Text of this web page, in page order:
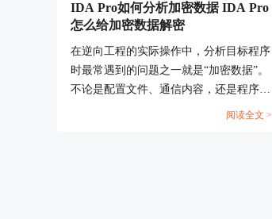
IDA Pro如何分析加密数据 IDA Pro
怎么给加密数据解密
在逆向工程的实际操作中，分析目标程序
时最常遇到的问题之一就是“加密数据”。
不论是配置文件、通信内容，还是程序内
部的关键字符串，这些信息通常会被以某
阅读全文 >